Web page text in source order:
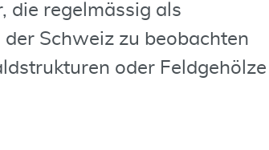
die regelmässig als
Schweiz zu beobachten
oder Feldgehölze